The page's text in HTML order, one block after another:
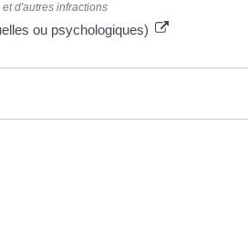
d'autres infractions
ou psychologiques)